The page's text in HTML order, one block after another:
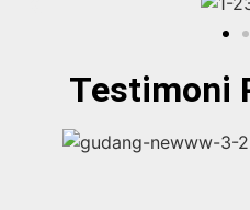
Testimoni